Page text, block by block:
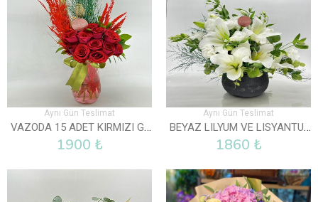
Aynı Gün Teslimat
VAZODA 15 ADET KIRMIZI GÜL
1900 ₺
Aynı Gün Teslimat
BEYAZ LILYUM VE LISYANTUS ARAJMANI
1860 ₺